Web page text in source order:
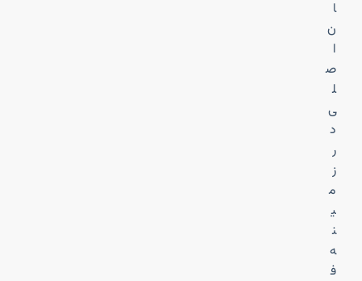
ا
ن
ا
ص
ل
ی
د
ر
ز
م
ی
ن
ه
ف